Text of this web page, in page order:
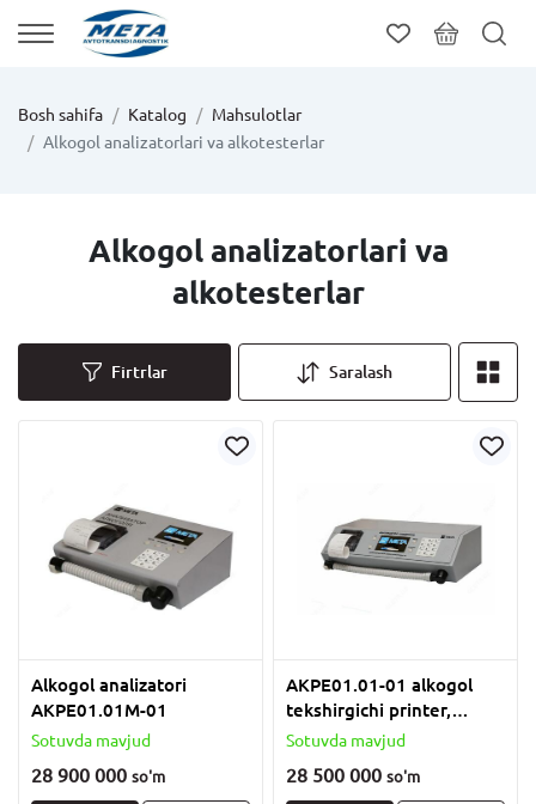
Bosh sahifa Katalog
Mahsulotlar
Alkogol analizatorlari va alkotesterlar
Alkogol analizatorlari va
alkotesterlar
Firtrlar Saralash
Alkogol analizatori
AKPE01.01M-01
Sotuvda mavjud
28 900 000 so'm
AKPE01.01-01 alkogol
tekshirgichi printer,
fotografiya imkoniyati
Sotuvda mavjud
28 500 000 so'm